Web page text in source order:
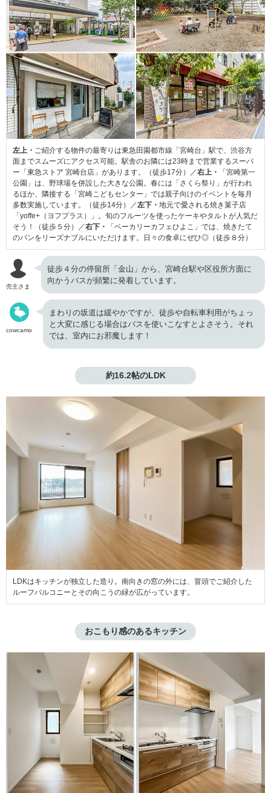
左上・ ご紹介する物件の最寄りは東急田園都市線「宮崎台」駅で、渋谷方
面までスムーズにアクセス可能。駅舎のお隣には23時まで営業するスーパ
ー「東急ストア 宮崎台店」があります。（徒歩17分）／右上・
「宮崎第一
公園」は、野球場を併設した大きな公園。春には「さくら祭り」が行われ
るほか、隣接する「宮崎こどもセンター」では親子向けのイベントを毎月
多数実施しています。（徒歩14分）／左下・ 地元で愛される焼き菓子店
「yoffe+（ヨフプラス）」。旬のフルーツを使ったケーキやタルトが人気だ
そう！（徒歩５分）／右下・
「ベーカリーカフェひよこ」では、焼きたて
のパンをリーズナブルにいただけます。日々の食卓にぜひ◎（徒歩８分）
売主さま
徒歩４分の停留所「金山」から、宮崎台駅や区役所方面に
向かうバスが頻繁に発着しています。
cowcamo
まわりの坂道は緩やかですが、徒歩や自転車利用がちょっ
と大変に感じる場合はバスを使いこなすとよさそう。それ
では、室内にお邪魔します！
約16.2帖のLDK
LDKはキッチンが独立した造り。南向きの窓の外には、冒頭でご紹介した
ルーフバルコニーとその向こうの緑が広がっています。
おこもり感のあるキッチン